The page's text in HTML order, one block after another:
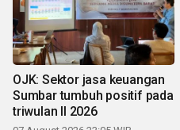
OJK: Sektor jasa keuangan
Sumbar tumbuh positif pada
triwulan II 2026